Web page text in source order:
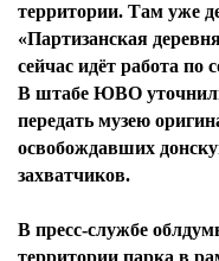
территории. Там уже
«Партизанская
сейчас идёт работа по
В штабе ЮВО
передать музею
освобождавших
захватчиков.
В пресс-службе
территории парка в